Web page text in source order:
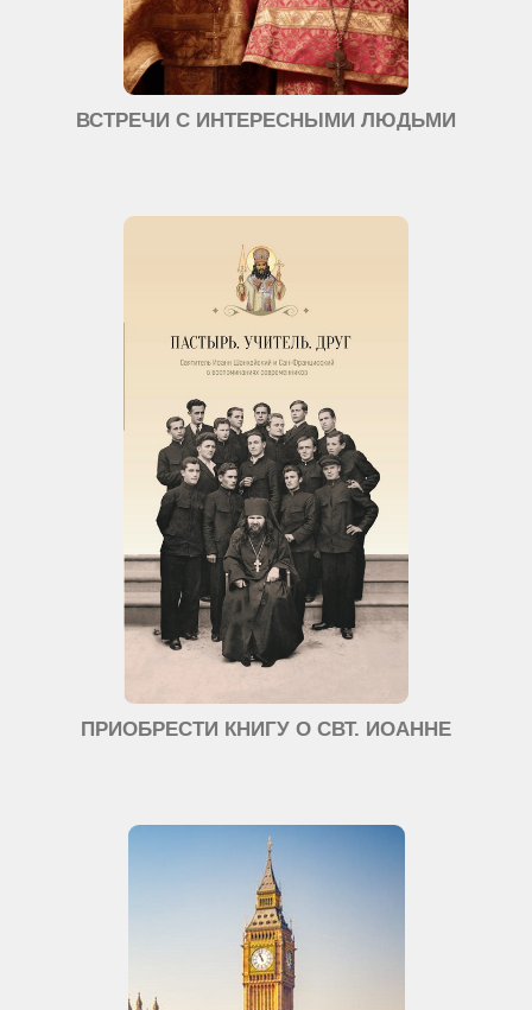
ВСТРЕЧИ С ИНТЕРЕСНЫМИ ЛЮДЬМИ
ПРИОБРЕСТИ КНИГУ О СВТ. ИОАННЕ